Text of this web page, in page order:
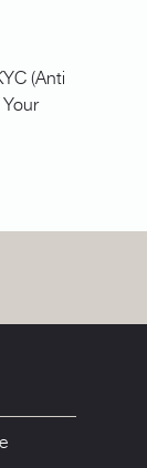
(Anti